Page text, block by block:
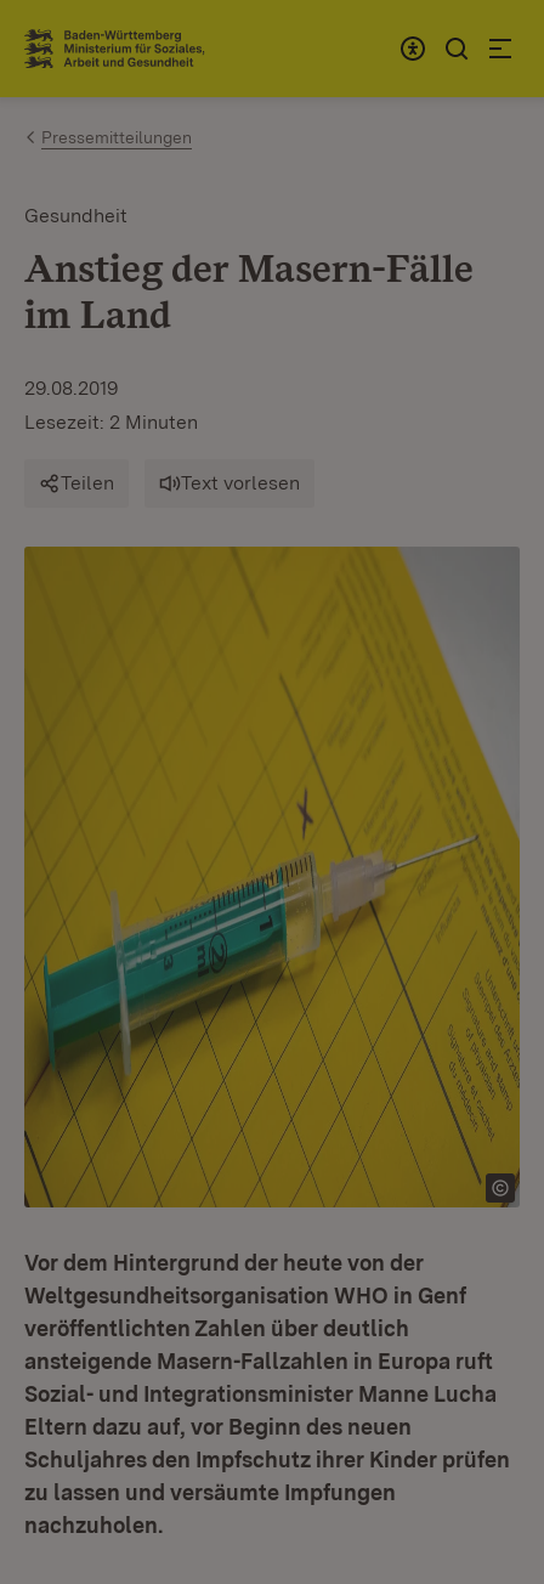
Zum Inhalt springen
Link zur Startseite
Pressemitteilungen
Gesundheit
Anstieg der Masern-Fälle
im Land
29.08.2019
Lesezeit: 2 Minuten
Teilen Text vorlesen
Vor dem Hintergrund der heute von der
Weltgesundheitsorganisation WHO in Genf
veröffentlichten Zahlen über deutlich
ansteigende Masern-Fallzahlen in Europa ruft
Sozial- und Integrationsminister Manne Lucha
Eltern dazu auf, vor Beginn des neuen
Schuljahres den Impfschutz ihrer Kinder prüfen
zu lassen und versäumte Impfungen
nachzuholen.